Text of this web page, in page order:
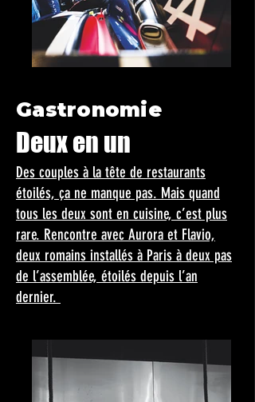
Gastronomie
Deux en un
Des couples à la tête de restaurants
étoilés, ça ne manque pas. Mais quand
tous les deux sont en cuisine, c’est plus
rare. Rencontre avec Aurora et Flavio,
deux romains installés à Paris à deux pas
de l’assemblée, étoilés depuis l’an
dernier.